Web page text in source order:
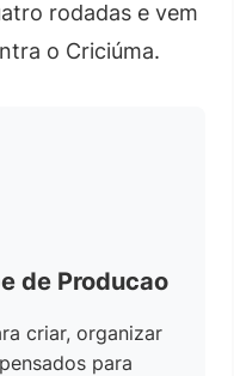
rodadas e vem
o Criciúma.
de Producao
criar, organizar
para